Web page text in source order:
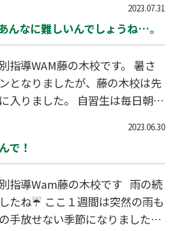
方では健康被害との関連が指摘さ
出される事例が相次いで…
らいに聞こえていたセミです
くから暑かったこともあり、最
ですが、万葉集の昔から気に
、「蝉しぐれ」とも言われてい
れ」とは、多くの蝉が一斉に鳴
れ（時雨）の降る音に例えた言
る時間になると一斉に鳴きだ
っせいに鳴き止んだりします…
2023.07.31
んなに難しいんでしょうね…。
指導WAM藤の木校です。 暑さ
となりましたが、藤の木校は先
入りました。 自習生は毎日朝か
。 夏期講習で特に熱の入る高校
山県の高校入試英作文は、「25
けでは解けないようにできてい
個々の生徒に対してそれぞれに
ていますが、今回は本番でどう
2023.06.30
で！
指導Wam藤の木校です 雨の続
たね☔ ここ１週間は突然の雨も
手放せない季節になりました。